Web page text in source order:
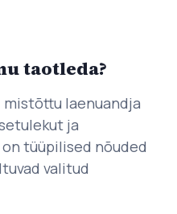
taotleda?
laenuandja
ja
tüüpilised nõuded
valitud